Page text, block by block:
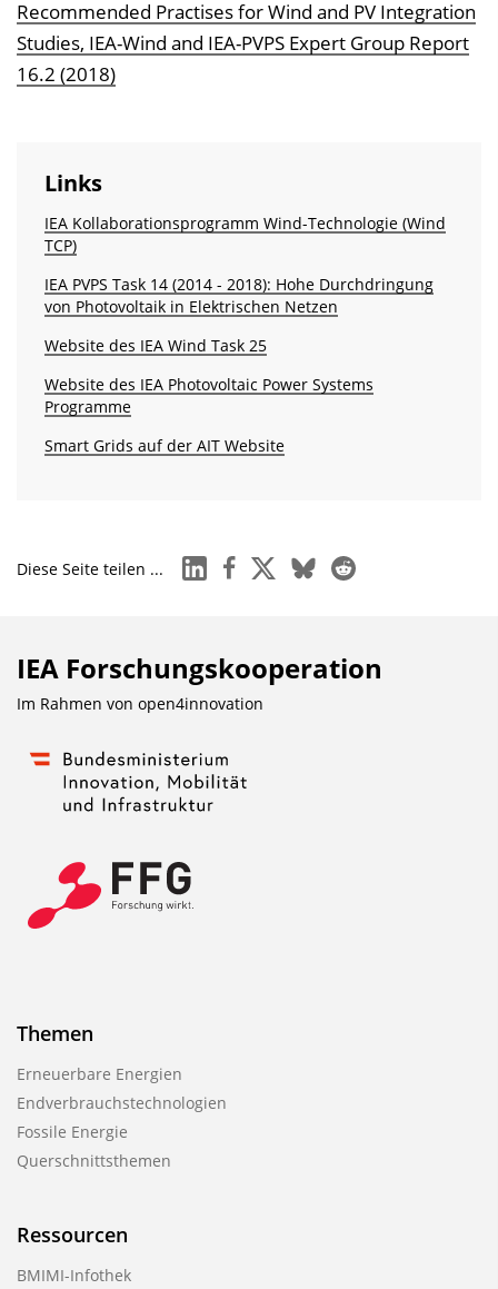
e
n
Recommended Practises for Wind and PV Integration
Studies, IEA-Wind and IEA-PVPS Expert Group Report
16.2 (2018)
Links
IEA Kollaborationsprogramm Wind-Technologie (Wind
TCP)
IEA PVPS Task 14 (2014 - 2018): Hohe Durchdringung
von Photovoltaik in Elektrischen Netzen
Website des IEA Wind Task 25
Website des IEA Photovoltaic Power Systems
Programme
Smart Grids auf der AIT Website
Diese Seite teilen ... linkedinfacebook
x blueskyreddit
IEA Forschungs­kooperation
Im Rahmen von open4innovation
Themen
Erneuerbare Energien
Endverbrauchstechnologien
Fossile Energie
Querschnittsthemen
Ressourcen
BMIMI-Infothek